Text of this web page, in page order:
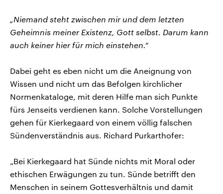
„Niemand steht zwischen mir und dem letzten
Geheimnis meiner Existenz, Gott selbst. Darum kann
auch keiner hier für mich einstehen.“
Dabei geht es eben nicht um die Aneignung von
Wissen und nicht um das Befolgen kirchlicher
Normenkataloge, mit deren Hilfe man sich Punkte
fürs Jenseits verdienen kann. Solche Vorstellungen
gehen für Kierkegaard von einem völlig falschen
Sündenverständnis aus. Richard Purkarthofer:
„Bei Kierkegaard hat Sünde nichts mit Moral oder
ethischen Erwägungen zu tun. Sünde betrifft den
Menschen in seinem Gottesverhältnis und damit